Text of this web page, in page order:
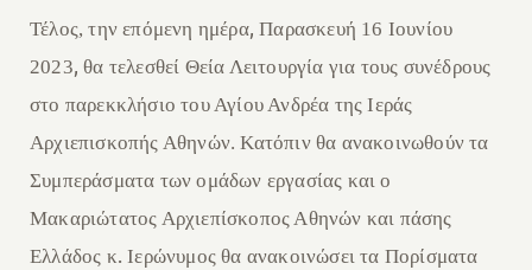
Τέλος, την επόμενη ημέρα,Παρασκευή 16 Ιουνίου
2023,θα τελεσθεί Θεία Λειτουργία για τους συνέδρους
στο παρεκκλήσιο του Αγίου Ανδρέα της Ιεράς
Αρχιεπισκοπής Αθηνών. Κατόπιν θα ανακοινωθούν τα
Συμπεράσματα των ομάδων εργασίας και ο
Μακαριώτατος Αρχιεπίσκοπος Αθηνών και πάσης
Ελλάδος κ.Ιερώνυμος θα ανακοινώσει τα Πορίσματα